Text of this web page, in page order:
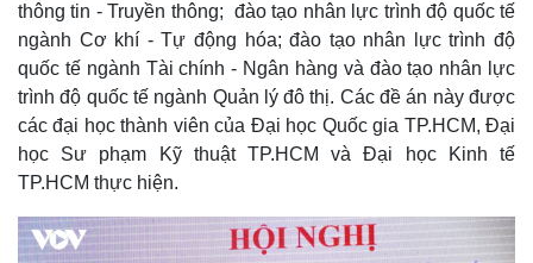
2
.
4
1
a
i
n
thông tin - Truyền thông; đào tạo nhân lực trình độ quốc tế
ngành Cơ khí - Tự động hóa; đào tạo nhân lực trình độ
quốc tế ngành Tài chính - Ngân hàng và đào tạo nhân lực
trình độ quốc tế ngành Quản lý đô thị. Các đề án này được
các đại học thành viên của Đại học Quốc gia TP.HCM, Đại
học Sư phạm Kỹ thuật TP.HCM và Đại học Kinh tế
TP.HCM thực hiện.